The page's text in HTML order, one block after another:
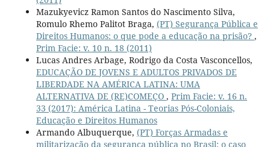
Mazukyevicz Ramon Santos do Nascimento Silva,
Romulo Rhemo Palitot Braga, (PT) Segurança Pública e
Direitos Humanos: o que pode a educação na prisão? ,
Prim Facie: v. 10 n. 18 (2011)
Lucas Andres Arbage, Rodrigo da Costa Vasconcellos,
EDUCAÇÃO DE JOVENS E ADULTOS PRIVADOS DE
LIBERDADE NA AMÉRICA LATINA: UMA
ALTERNATIVA DE (RE)COMEÇO , Prim Facie: v. 16 n.
33 (2017): América Latina - Teorias Pós-Coloniais,
Educação e Direitos Humanos
Armando Albuquerque, (PT) Forças Armadas e
militarização da segurança pública no Brasil: o caso